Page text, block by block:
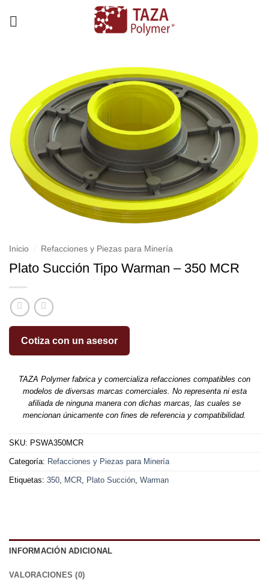
Inicio Refacciones y Piezas para Minería
Plato Succión Tipo Warman – 350 MCR
Cotiza con un asesor
TAZA Polymer fabrica y comercializa refacciones compatibles con
modelos de diversas marcas comerciales. No representa ni esta
afiliada de ninguna manera con dichas marcas, las cuales se
mencionan únicamente con fines de referencia y compatibilidad.
SKU: PSWA350MCR
Categoría: Refacciones y Piezas para Minería
Etiquetas: 350, MCR, Plato Succión, Warman
INFORMACIÓN ADICIONAL
VALORACIONES (0)